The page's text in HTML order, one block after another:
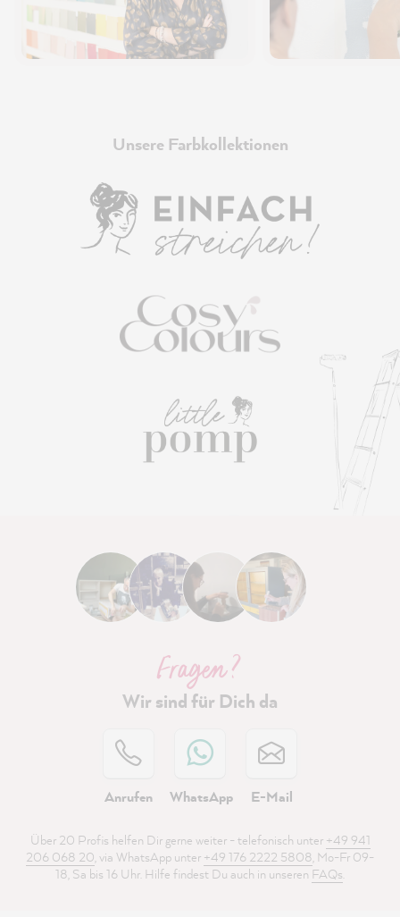
Unsere Farbkollektionen
Fragen ?
Wir sind für Dich da
Anrufen WhatsApp E-Mail
Über 20 Profis helfen Dir gerne weiter - telefonisch unter +49 941
206 068 20, via WhatsApp unter +49 176 2222 5808, Mo-Fr 09-
18, Sa bis 16 Uhr. Hilfe findest Du auch in unseren FAQs.